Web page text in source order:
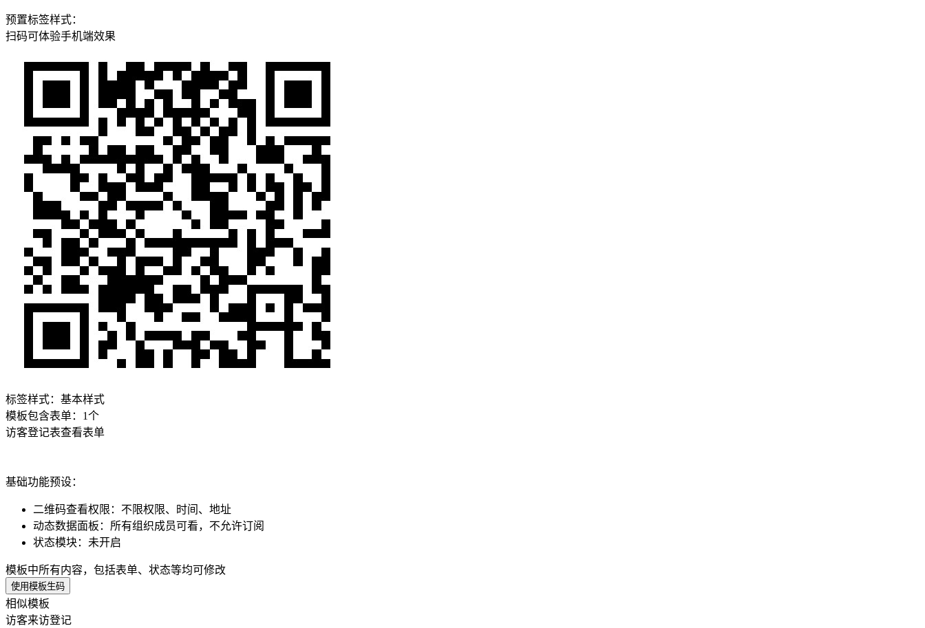
预置标签样式：
扫码可体验手机端效果
标签样式： 基本样式
模板包含表单： 1个
访客登记表查看表单
基础功能预设：
二维码查看权限 ： 不限权限、时间、地址
动态数据面板 ： 所有组织成员可看，不允许订阅
状态模块： 未开启
模板中所有内容，包括表单、状态等均可修改
使用模板生码
相似模板
访客来访登记